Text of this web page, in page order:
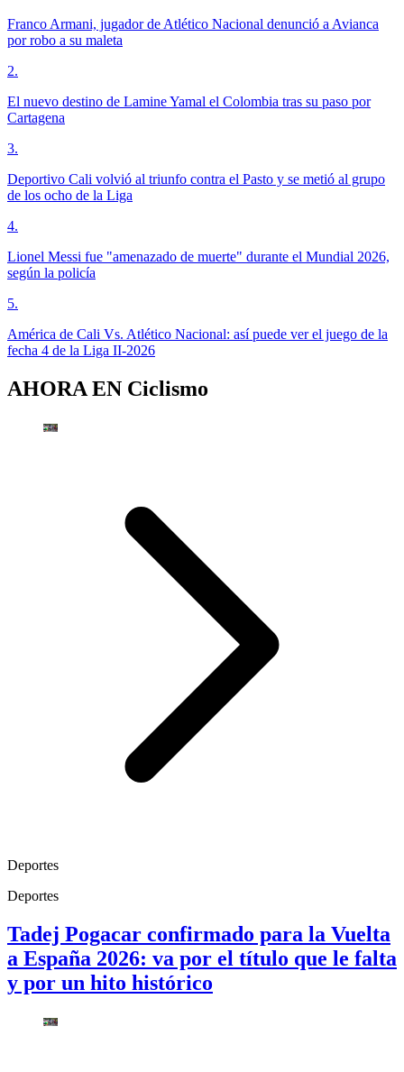
Franco Armani, jugador de Atlético Nacional denunció a Avianca
por robo a su maleta
2.
El nuevo destino de Lamine Yamal el Colombia tras su paso por
Cartagena
3.
Deportivo Cali volvió al triunfo contra el Pasto y se metió al grupo
de los ocho de la Liga
4.
Lionel Messi fue "amenazado de muerte" durante el Mundial 2026,
según la policía
5.
América de Cali Vs. Atlético Nacional: así puede ver el juego de la
fecha 4 de la Liga II-2026
AHORA EN Ciclismo
Deportes
Deportes
Tadej Pogacar confirmado para la Vuelta
a España 2026: va por el título que le falta
y por un hito histórico